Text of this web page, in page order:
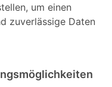
um einen
zuverlässige Daten